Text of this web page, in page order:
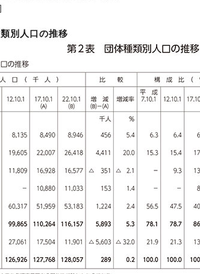
]
別人口の推移